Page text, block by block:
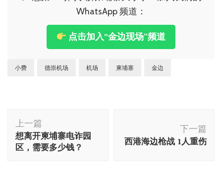
WhatsApp 频道：
点击加入“金边现场”频道
小费 德崇机场 机场 柬埔寨 金边
博
文
导
上一篇
想离开柬埔寨电诈园
区，需要多少钱？
下一篇
西港海边枪战 1人重伤